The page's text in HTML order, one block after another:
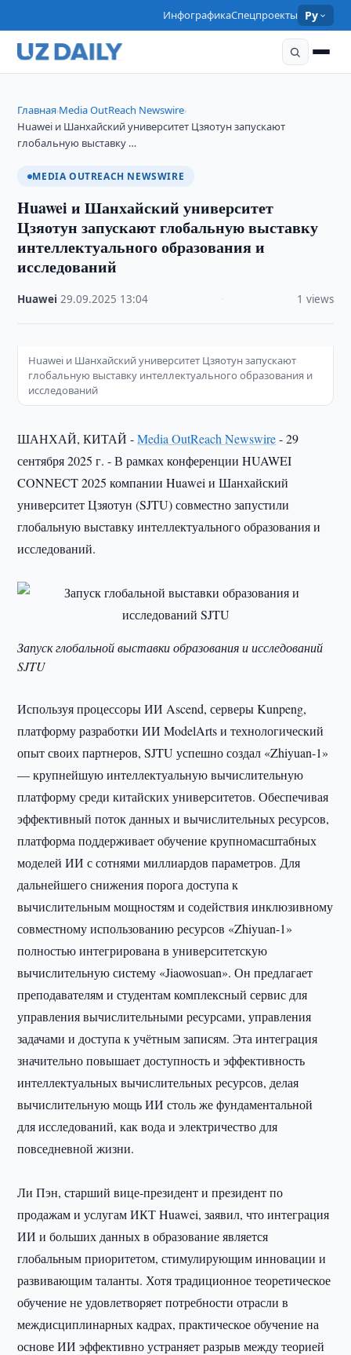
ИнфографикаСпецпроекты Ру
Главная›Media OutReach Newswire›
Huawei и Шанхайский университет Цзяотун запускают
глобальную выставку …
MEDIA OUTREACH NEWSWIRE
Huawei и Шанхайский университет
Цзяотун запускают глобальную выставку
интеллектуального образования и
исследований
Huawei ·29.09.2025 13:04 1 views
Huawei и Шанхайский университет Цзяотун запускают
глобальную выставку интеллектуального образования и
исследований
ШАНХАЙ, КИТАЙ -Media OutReach Newswire- 29
сентября 2025 г. - В рамках конференции HUAWEI
CONNECT 2025 компании Huawei и Шанхайский
университет Цзяотун (SJTU) совместно запустили
глобальную выставку интеллектуального образования и
исследований.
Запуск глобальной выставки образования и исследований
SJTU
Используя процессоры ИИ Ascend, серверы Kunpeng,
платформу разработки ИИ ModelArts и технологический
опыт своих партнеров, SJTU успешно создал «Zhiyuan-1»
— крупнейшую интеллектуальную вычислительную
платформу среди китайских университетов. Обеспечивая
эффективный поток данных и вычислительных ресурсов,
платформа поддерживает обучение крупномасштабных
моделей ИИ с сотнями миллиардов параметров. Для
дальнейшего снижения порога доступа к
вычислительным мощностям и содействия инклюзивному
совместному использованию ресурсов «Zhiyuan-1»
полностью интегрирована в университетскую
вычислительную систему «Jiaowosuan». Он предлагает
преподавателям и студентам комплексный сервис для
управления вычислительными ресурсами, управления
задачами и доступа к учётным записям. Эта интеграция
значительно повышает доступность и эффективность
интеллектуальных вычислительных ресурсов, делая
вычислительную мощь ИИ столь же фундаментальной
для исследований, как вода и электричество для
повседневной жизни.
Ли Пэн, старший вице-президент и президент по
продажам и услугам ИКТ Huawei, заявил, что интеграция
ИИ и больших данных в образование является
глобальным приоритетом, стимулирующим инновации и
развивающим таланты. Хотя традиционное теоретическое
обучение не удовлетворяет потребности отрасли в
междисциплинарных кадрах, практическое обучение на
основе ИИ эффективно устраняет разрыв между теорией